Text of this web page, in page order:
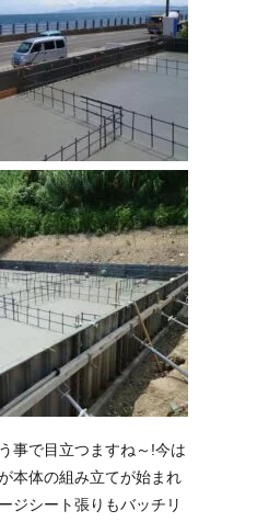
事で目立つますね～!今は
本体の組み立てが始まれ
ジシート張りもバッチリ